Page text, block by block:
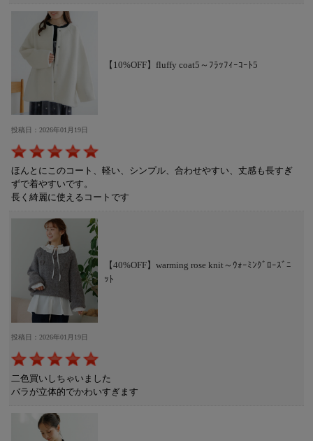
【10%OFF】fluffy coat5～ﾌﾗｯﾌｨｰｺｰﾄ5
投稿日：2026年01月19日
ほんとにこのコート、軽い、シンプル、合わせやすい、丈感も長すぎ
ずで着やすいです。
長く綺麗に使えるコートです
【40%OFF】warming rose knit～ｳｫｰﾐﾝｸﾞﾛｰｽﾞﾆ
ｯﾄ
投稿日：2026年01月19日
二色買いしちゃいました
バラが立体的でかわいすぎます